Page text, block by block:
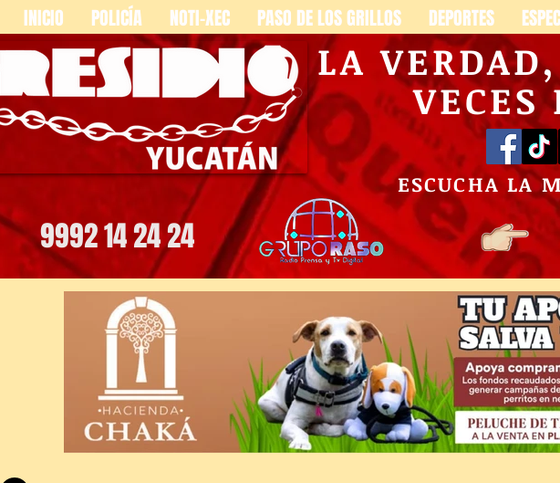
INICIO POLICÍA NOTI-XEC PASO DE LOS GRILLOS DEPORTES
LA
VECES
ESCUCHA LA
9992 14 24 24